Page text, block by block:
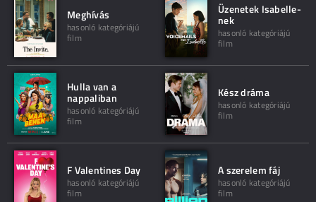
Meghívás
hasonló kategóriájú
film
Üzenetek Isabelle-
nek
hasonló kategóriájú
film
Hulla van a
nappaliban
hasonló kategóriájú
film
Kész dráma
hasonló kategóriájú
film
F Valentines Day
hasonló kategóriájú
film
A szerelem fáj
hasonló kategóriájú
film